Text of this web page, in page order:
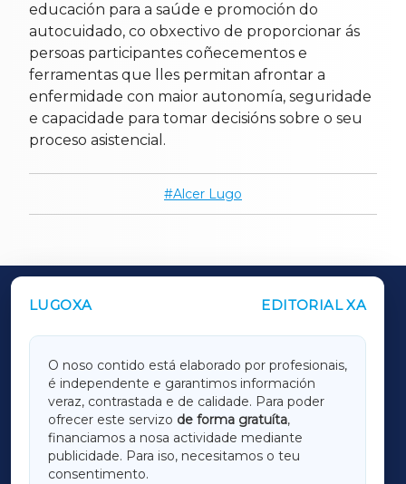
educación para a saúde e promoción do
autocuidado, co obxectivo de proporcionar ás
persoas participantes coñecementos e
ferramentas que lles permitan afrontar a
enfermidade con maior autonomía, seguridade
e capacidade para tomar decisións sobre o seu
proceso asistencial.
Alcer Lugo
LUGOXA EDITORIAL XA
O noso contido está elaborado por profesionais,
é independente e garantimos información
veraz, contrastada e de calidade. Para poder
ofrecer este servizo de forma gratuíta,
financiamos a nosa actividade mediante
publicidade. Para iso, necesitamos o teu
consentimento.
OUTROS PERIÓDICOS
LUGOXA
TERRACHAXA